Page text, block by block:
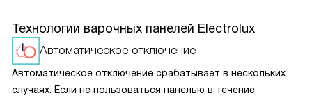
Технологии варочных панелей Electrolux
Автоматическое отключение
Автоматическое отключение срабатывает в нескольких
случаях. Если не пользоваться панелью в течение